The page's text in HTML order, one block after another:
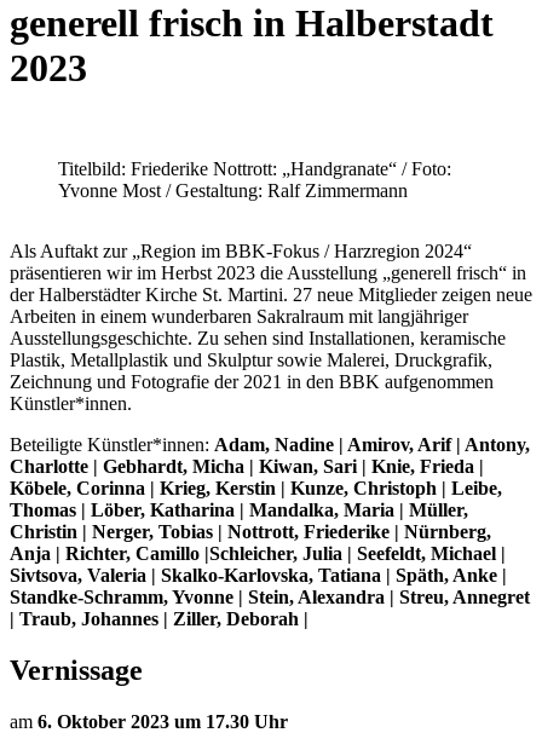
generell frisch in Halberstadt
2023
Titelbild: Friederike Nottrott: „Handgranate“ / Foto:
Yvonne Most / Gestaltung: Ralf Zimmermann
Als Auftakt zur „Region im BBK-Fokus / Harzregion 2024“
präsentieren wir im Herbst 2023 die Ausstellung „generell frisch“ in
der Halberstädter Kirche St. Martini. 27 neue Mitglieder zeigen neue
Arbeiten in einem wunderbaren Sakralraum mit langjähriger
Ausstellungsgeschichte. Zu sehen sind Installationen, keramische
Plastik, Metallplastik und Skulptur sowie Malerei, Druckgrafik,
Zeichnung und Fotografie der 2021 in den BBK aufgenommen
Künstler*innen.
Beteiligte Künstler*innen: Adam, Nadine | Amirov, Arif | Antony,
Charlotte | Gebhardt, Micha | Kiwan, Sari | Knie, Frieda |
Köbele, Corinna | Krieg, Kerstin | Kunze, Christoph | Leibe,
Thomas | Löber, Katharina | Mandalka, Maria | Müller,
Christin | Nerger, Tobias | Nottrott, Friederike | Nürnberg,
Anja | Richter, Camillo |Schleicher, Julia | Seefeldt, Michael |
Sivtsova, Valeria | Skalko-Karlovska, Tatiana | Späth, Anke |
Standke-Schramm, Yvonne | Stein, Alexandra | Streu, Annegret
| Traub, Johannes | Ziller, Deborah |
Vernissage
am 6. Oktober 2023 um 17.30 Uhr